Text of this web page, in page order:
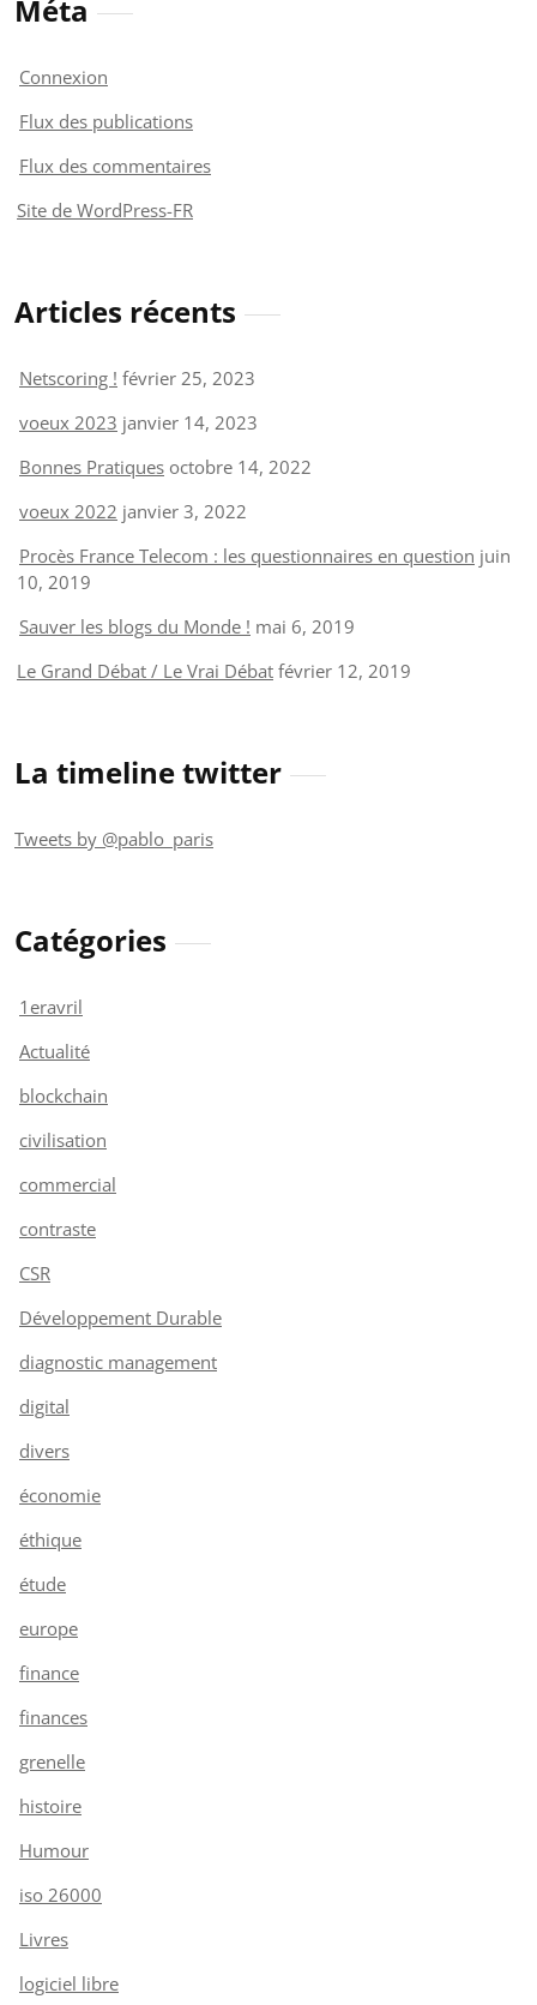
Méta
Connexion
Flux des publications
Flux des commentaires
Site de WordPress-FR
Articles récents
Netscoring ! février 25, 2023
voeux 2023 janvier 14, 2023
Bonnes Pratiques octobre 14, 2022
voeux 2022 janvier 3, 2022
Procès France Telecom : les questionnaires en question juin
10, 2019
Sauver les blogs du Monde ! mai 6, 2019
Le Grand Débat / Le Vrai Débat février 12, 2019
La timeline twitter
Tweets by @pablo_paris
Catégories
1eravril
Actualité
blockchain
civilisation
commercial
contraste
CSR
Développement Durable
diagnostic management
digital
divers
économie
éthique
étude
europe
finance
finances
grenelle
histoire
Humour
iso 26000
Livres
logiciel libre